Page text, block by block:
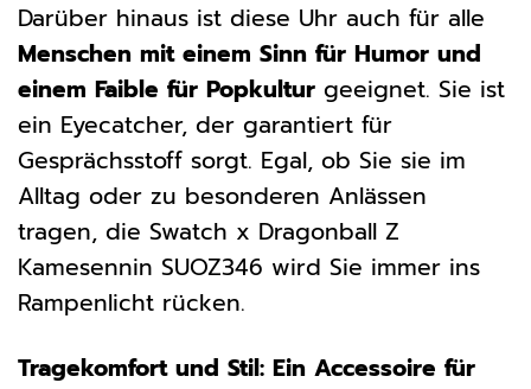
Darüber hinaus ist diese Uhr auch für alle
Menschen mit einem Sinn für Humor und
einem Faible für Popkultur geeignet. Sie ist
ein Eyecatcher, der garantiert für
Gesprächsstoff sorgt. Egal, ob Sie sie im
Alltag oder zu besonderen Anlässen
tragen, die Swatch x Dragonball Z
Kamesennin SUOZ346 wird Sie immer ins
Rampenlicht rücken.
Tragekomfort und Stil: Ein Accessoire für